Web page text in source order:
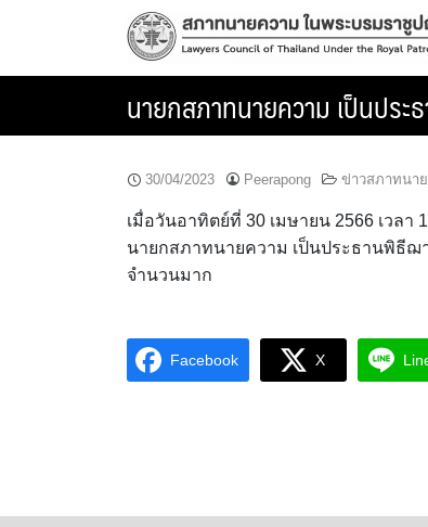
นายกสภาทนายความ เป็นปร
30/04/2023 Peerapong ข่าวสภาทนา
เมื่อวันอาทิตย์ที่ 30 เมษายน 2566 เวลา
นายกสภาทนายความ เป็นประธานพิธี
จำนวนมาก
Facebook X